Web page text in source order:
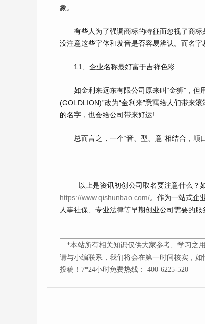
象。
有些人为了强调商标的特征而忽视了商标
没注意这些字体和发音是否容易辨认。而名
11、企业名称最好富于吉祥色彩
如金利来远东有限公司原来叫“金狮”，但用
(GOLDLION)”改为“金利来”意寓给人们带来
的名字，也会给公司带来好运!
总而言之，一个“音、型、意”相结合，顺
以上是资讯初创公司取名要注意什么？
https://www.qishunbao.com/。作为一站式企
人事社保、专业法律等早期创业公司需要的服
*本站所有相关知识仅供大家参考、学习之
请与小编联系，我们将会在第一时间核实，如
投稿！7*24小时免费热线： 400-6225-520